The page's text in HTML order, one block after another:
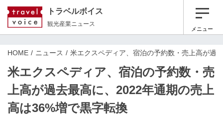
トラベルボイス
観光産業ニュース
メニュー
HOME ニュース 米エクスペディア、宿泊の予約数・売上高が過
米エクスペディア、宿泊の予約数・売
上高が過去最高に、2022年通期の売上
高は36%増で黒字転換